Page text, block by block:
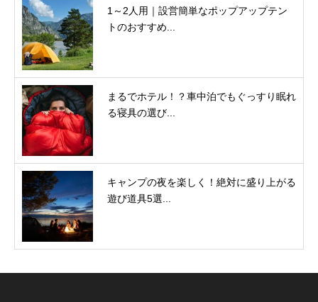
1～2人用｜設営簡単なポップアップテン
トのおすすめ...
まるでホテル！？車中泊でもぐっすり眠れ
る寝具の選び...
キャンプの夜を楽しく！絶対に盛り上がる
遊び道具5選...